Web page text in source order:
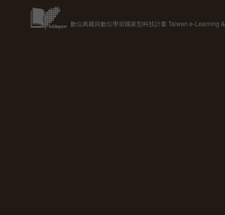
數位典藏與數位學習國家型科技計畫 Taiwan e-Learning